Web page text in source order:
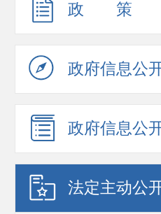
政 策
政府信息公
政府信息公
法定主动公